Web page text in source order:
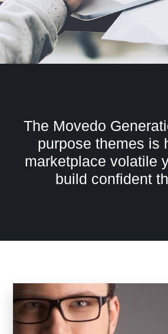
The Movedo
purpose themes is
marketplace volatile
build confident